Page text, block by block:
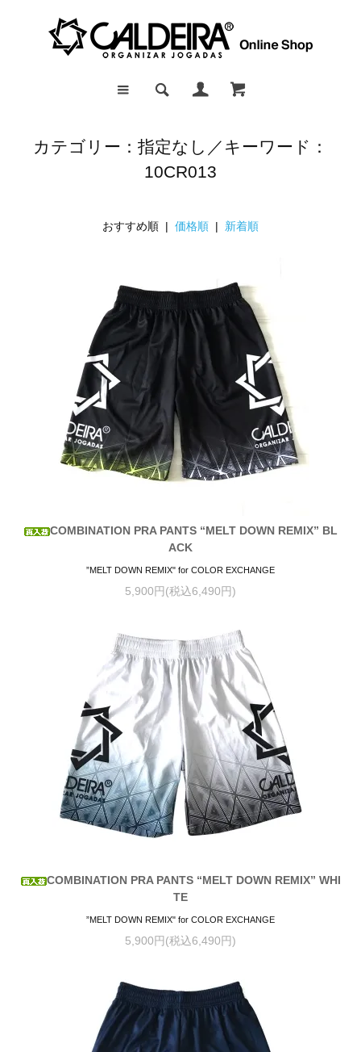
カテゴリー：指定なし／キーワード：
10CR013
おすすめ順 | 価格順 | 新着順
COMBINATION PRA PANTS “MELT DOWN REMIX” BL
ACK
”MELT DOWN REMIX" for COLOR EXCHANGE
5,900円(税込6,490円)
COMBINATION PRA PANTS “MELT DOWN REMIX” WHI
TE
”MELT DOWN REMIX" for COLOR EXCHANGE
5,900円(税込6,490円)